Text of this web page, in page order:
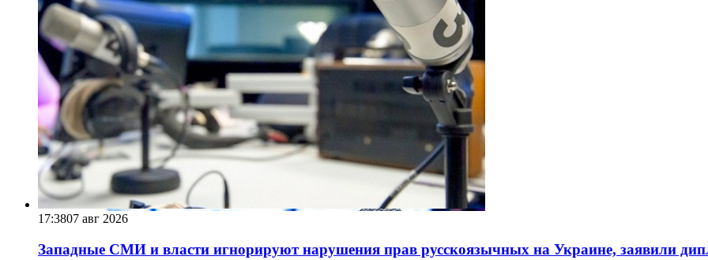
17:3807 авг 2026
Западные СМИ и власти игнорируют нарушения прав русскоязычных на Украине, заявили